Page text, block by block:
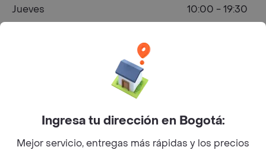
¿Dónde comprar Parrilla en Bogotá?
Jueves
10:00 - 19:30
Ingresa tu dirección en Bogotá:
Mejor servicio, entregas más rápidas y los precios